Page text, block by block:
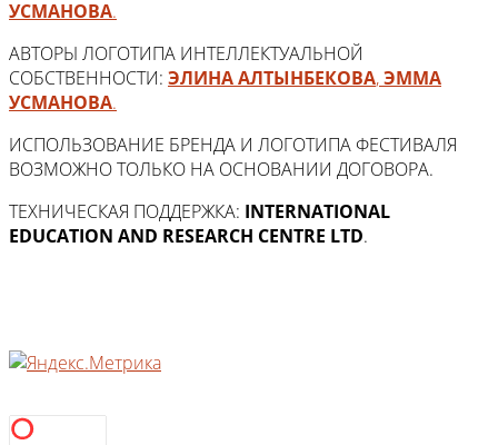
УСМАНОВА.
АВТОРЫ ЛОГОТИПА ИНТЕЛЛЕКТУАЛЬНОЙ
СОБСТВЕННОСТИ: ЭЛИНА АЛТЫНБЕКОВА,ЭММА
УСМАНОВА.
ИСПОЛЬЗОВАНИЕ БРЕНДА И ЛОГОТИПА ФЕСТИВАЛЯ
ВОЗМОЖНО ТОЛЬКО НА ОСНОВАНИИ ДОГОВОРА.
ТЕХНИЧЕСКАЯ ПОДДЕРЖКА: INTERNATIONAL
EDUCATION AND RESEARCH CENTRE LTD.